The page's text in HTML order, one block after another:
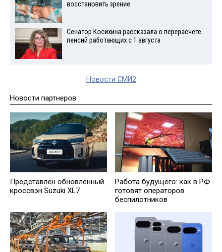
восстановить зрение
Сенатор Косихина рассказала о перерасчете
пенсий работающих с 1 августа
Новости СМИ2
Новости партнеров
Представлен обновленный
кроссвэн Suzuki XL7
Работа будущего: как в РФ
готовят операторов
беспилотников